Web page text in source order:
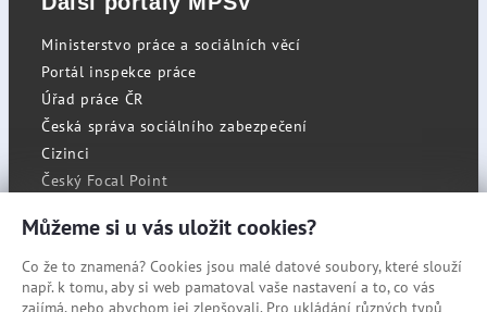
Ministerstvo práce a sociálních věcí
Portál inspekce práce
Úřad práce ČR
Česká správa sociálního zabezpečení
Cizinci
Český Focal Point
RSS
Cookies
Můžeme si u vás uložit cookies?
Co že to znamená? Cookies jsou malé datové soubory, které slouží
např. k tomu, aby si web pamatoval vaše nastavení a to, co vás
zajímá, nebo abychom jej zlepšovali. Pro ukládání různých typů